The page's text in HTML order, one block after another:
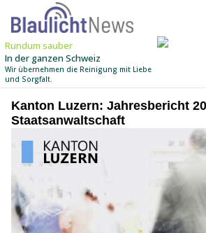
Kanton Luzern: Jahresbericht
Staatsanwaltschaft